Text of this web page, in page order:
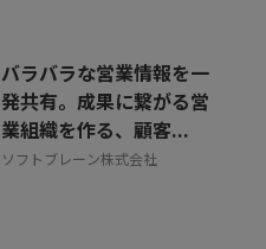
バラバラな営業情報を一
発共有。成果に繋がる営
業組織を作る、顧客...
ソフトブレーン株式会社